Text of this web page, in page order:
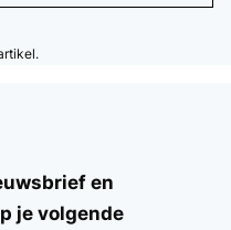
en
je volgende